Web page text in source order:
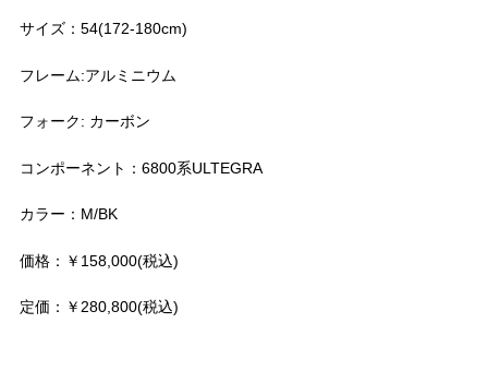
サイズ：54(172-180cm)
フレーム:アルミニウム
フォーク: カーボン
コンポーネント：6800系ULTEGRA
カラー：M/BK
価格：￥158,000(税込)
定価：￥280,800(税込)